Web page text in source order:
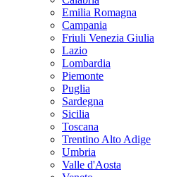
Emilia Romagna
Campania
Friuli Venezia Giulia
Lazio
Lombardia
Piemonte
Puglia
Sardegna
Sicilia
Toscana
Trentino Alto Adige
Umbria
Valle d'Aosta